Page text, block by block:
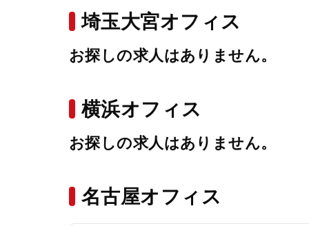
埼玉大宮オフィス
お探しの求人はありません。
横浜オフィス
お探しの求人はありません。
名古屋オフィス